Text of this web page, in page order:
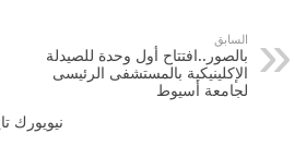
السابق
بالصور..افتتاح أول وحدة للصيدلة
الإكلينيكية بالمستشفى الرئيسى
لجامعة أسيوط
نيويورك